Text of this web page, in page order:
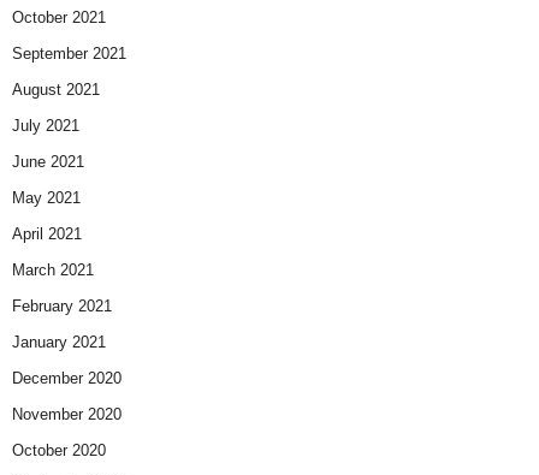
October 2021
September 2021
August 2021
July 2021
June 2021
May 2021
April 2021
March 2021
February 2021
January 2021
December 2020
November 2020
October 2020